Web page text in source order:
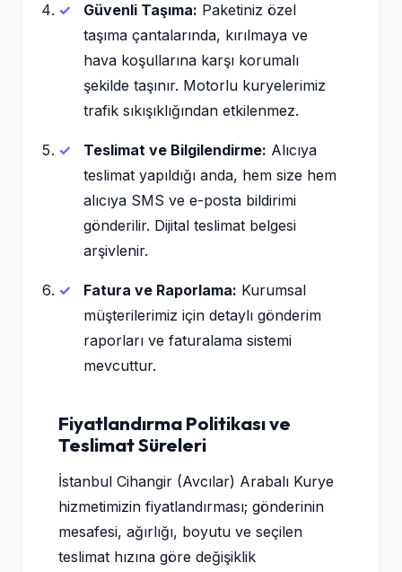
Güvenli Taşıma: Paketiniz özel
taşıma çantalarında, kırılmaya ve
hava koşullarına karşı korumalı
şekilde taşınır. Motorlu kuryelerimiz
trafik sıkışıklığından etkilenmez.
Teslimat ve Bilgilendirme: Alıcıya
teslimat yapıldığı anda, hem size hem
alıcıya SMS ve e-posta bildirimi
gönderilir. Dijital teslimat belgesi
arşivlenir.
Fatura ve Raporlama: Kurumsal
müşterilerimiz için detaylı gönderim
raporları ve faturalama sistemi
mevcuttur.
Fiyatlandırma Politikası ve
Teslimat Süreleri
İstanbul Cihangir (Avcılar) Arabalı Kurye
hizmetimizin fiyatlandırması; gönderinin
mesafesi, ağırlığı, boyutu ve seçilen
teslimat hızına göre değişiklik